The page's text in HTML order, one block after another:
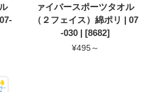
ァイバースポーツタオル
（２フェイス）綿ポリ | 07
-030 | [8682]
¥495～